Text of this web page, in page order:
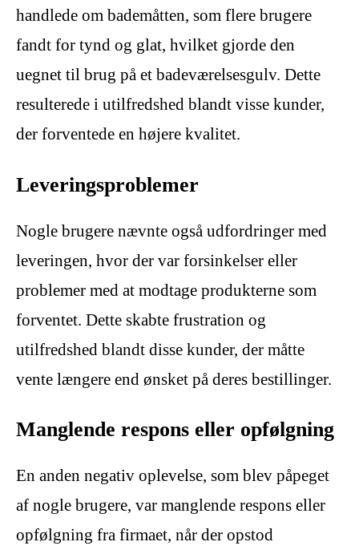
handlede om bademåtten, som flere brugere
fandt for tynd og glat, hvilket gjorde den
uegnet til brug på et badeværelsesgulv. Dette
resulterede i utilfredshed blandt visse kunder,
der forventede en højere kvalitet.
Leveringsproblemer
Nogle brugere nævnte også udfordringer med
leveringen, hvor der var forsinkelser eller
problemer med at modtage produkterne som
forventet. Dette skabte frustration og
utilfredshed blandt disse kunder, der måtte
vente længere end ønsket på deres bestillinger.
Manglende respons eller opfølgning
En anden negativ oplevelse, som blev påpeget
af nogle brugere, var manglende respons eller
opfølgning fra firmaet, når der opstod